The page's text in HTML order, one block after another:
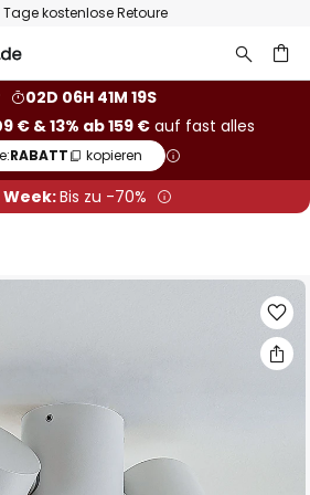
kostenlose Retoure
02D 06H 41M 18S
€ & 13% ab 159 €auf fast alles
RABATT kopieren
Week:Bis zu -70%